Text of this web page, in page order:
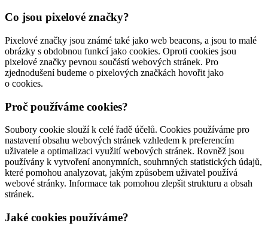
Co jsou pixelové značky?
Pixelové značky jsou známé také jako web beacons, a jsou to malé
obrázky s obdobnou funkcí jako cookies. Oproti cookies jsou
pixelové značky pevnou součástí webových stránek. Pro
zjednodušení budeme o pixelových značkách hovořit jako
o cookies.
Proč používáme cookies?
Soubory cookie slouží k celé řadě účelů. Cookies používáme pro
nastavení obsahu webových stránek vzhledem k preferencím
uživatele a optimalizaci využití webových stránek. Rovněž jsou
používány k vytvoření anonymních, souhrnných statistických údajů,
které pomohou analyzovat, jakým způsobem uživatel používá
webové stránky. Informace tak pomohou zlepšit strukturu a obsah
stránek.
Jaké cookies používáme?